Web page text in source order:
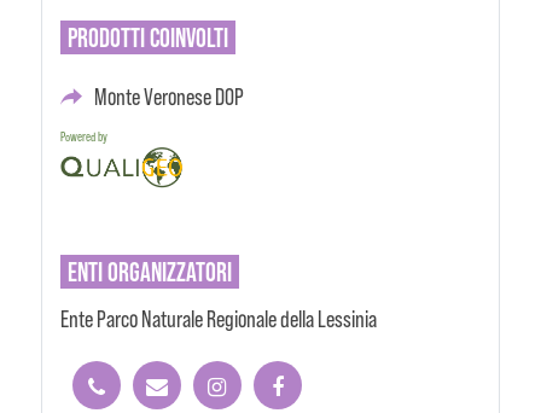
PRODOTTICOINVOLTI
Monte Veronese DOP
Powered by
ENTIORGANIZZATORI
Ente Parco Naturale Regionale della Lessinia